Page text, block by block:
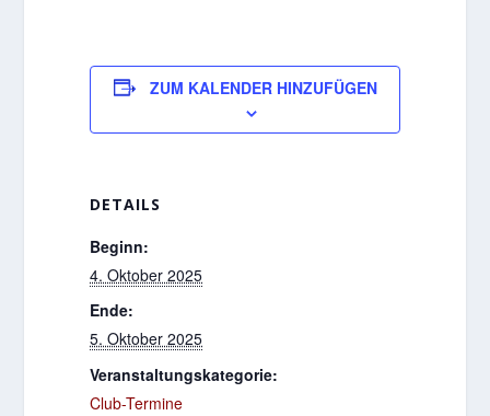
ZUM KALENDER HINZUFÜGEN
DETAILS
Beginn:
4. Oktober 2025
Ende:
5. Oktober 2025
Veranstaltungskategorie:
Club-Termine